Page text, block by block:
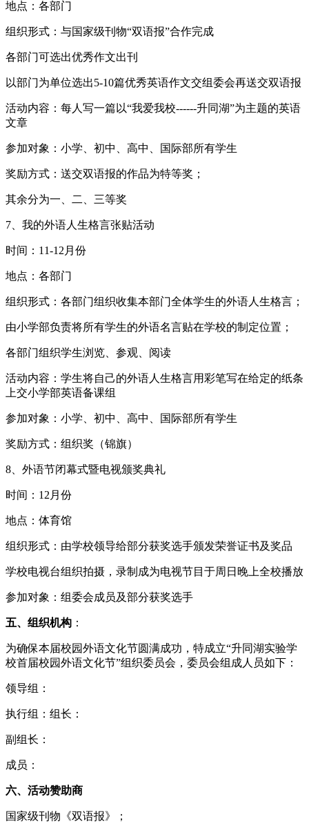
地点：各部门
组织形式：与国家级刊物“双语报”合作完成
各部门可选出优秀作文出刊
以部门为单位选出5-10篇优秀英语作文交组委会再送交双语报
活动内容：每人写一篇以“我爱我校------升同湖”为主题的英语
文章
参加对象：小学、初中、高中、国际部所有学生
奖励方式：送交双语报的作品为特等奖；
其余分为一、二、三等奖
7、我的外语人生格言张贴活动
时间：11-12月份
地点：各部门
组织形式：各部门组织收集本部门全体学生的外语人生格言；
由小学部负责将所有学生的外语名言贴在学校的制定位置；
各部门组织学生浏览、参观、阅读
活动内容：学生将自己的外语人生格言用彩笔写在给定的纸条
上交小学部英语备课组
参加对象：小学、初中、高中、国际部所有学生
奖励方式：组织奖（锦旗）
8、外语节闭幕式暨电视颁奖典礼
时间：12月份
地点：体育馆
组织形式：由学校领导给部分获奖选手颁发荣誉证书及奖品
学校电视台组织拍摄，录制成为电视节目于周日晚上全校播放
参加对象：组委会成员及部分获奖选手
五、组织机构 ：
为确保本届校园外语文化节圆满成功，特成立“升同湖实验学
校首届校园外语文化节”组织委员会，委员会组成人员如下：
领导组：
执行组：组长：
副组长：
成员：
六、活动赞助商
国家级刊物《双语报》；